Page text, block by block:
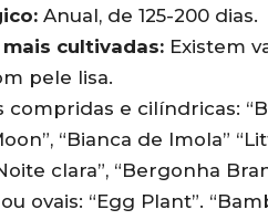
Anual, de 125-200 dias.
cultivadas: Existem
pele lisa.
compridas e cilíndricas:
“Bianca de Imola”
clara”, “Bergonha
ovais: “Egg Plant”.